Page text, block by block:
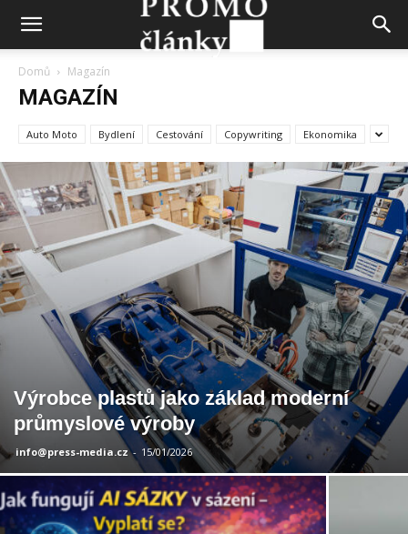
Domů Magazín
MAGAZÍN
Auto Moto Bydlení Cestování Copywriting Ekonomika
Výrobce plastů jako základ moderní
průmyslové výroby
info@press-media.cz - 15/01/2026